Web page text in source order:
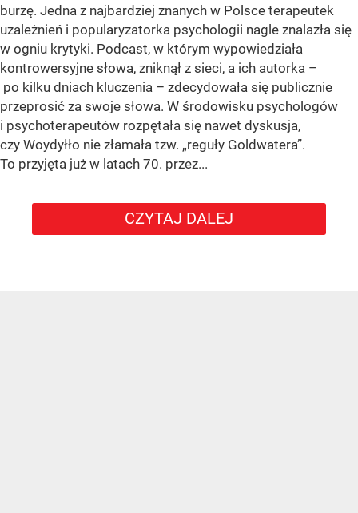
burzę. Jedna z najbardziej znanych w Polsce terapeutek
uzależnień i popularyzatorka psychologii nagle znalazła się
w ogniu krytyki. Podcast, w którym wypowiedziała
kontrowersyjne słowa, zniknął z sieci, a ich autorka –
po kilku dniach kluczenia – zdecydowała się publicznie
przeprosić za swoje słowa. W środowisku psychologów
i psychoterapeutów rozpętała się nawet dyskusja,
czy Woydyłło nie złamała tzw. „reguły Goldwatera”.
To przyjęta już w latach 70. przez...
CZYTAJ DALEJ